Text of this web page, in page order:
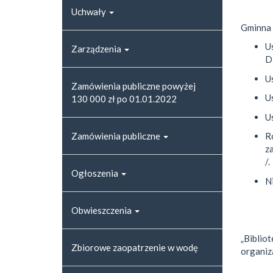
Uchwały
Zarządzenia
Zamówienia publiczne powyżej
130 000 zł po 01.01.2022
Zamówienia publiczne
Ogłoszenia
Obwieszczenia
Zbiorowe zaopatrzenie w wodę
/.